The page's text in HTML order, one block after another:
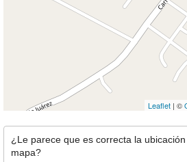
Leaflet | ©
¿Le parece que es correcta la
mapa?